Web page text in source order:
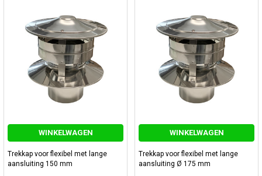
WINKELWAGEN
Trekkap voor flexibel met lange
aansluiting 150 mm
WINKELWAGEN
Trekkap voor flexibel met lange
aansluiting Ø 175 mm